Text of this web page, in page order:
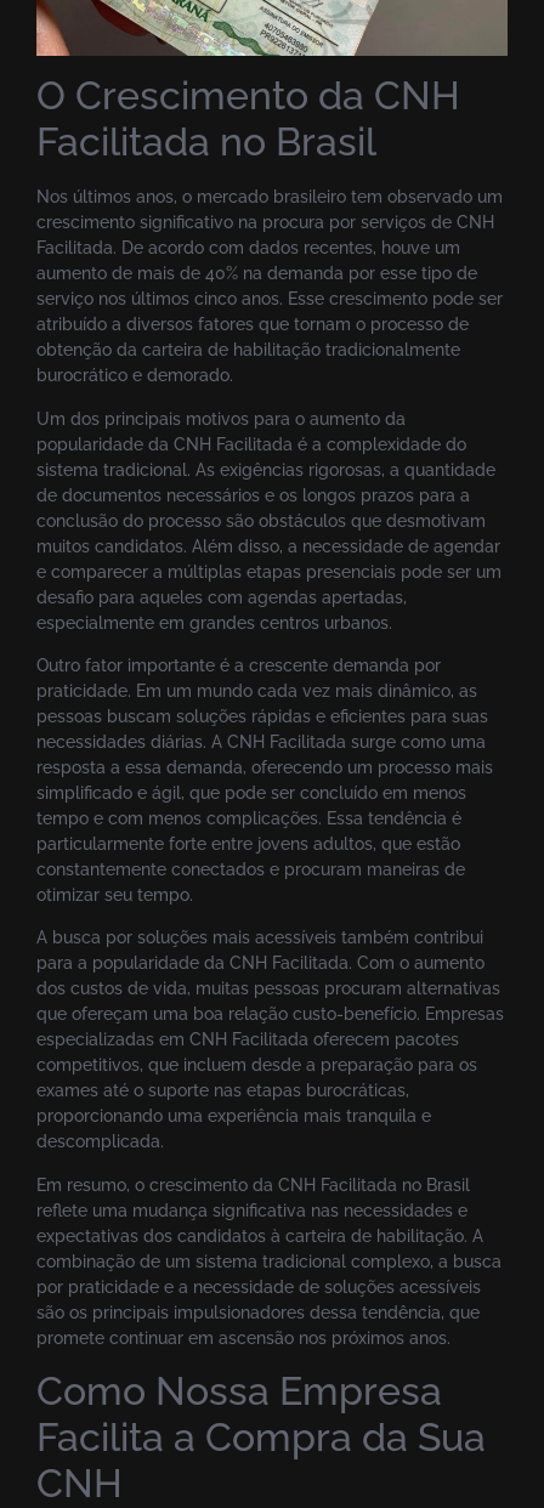
O Crescimento da CNH
Facilitada no Brasil
Nos últimos anos, o mercado brasileiro tem observado um
crescimento significativo na procura por serviços de CNH
Facilitada. De acordo com dados recentes, houve um
aumento de mais de 40% na demanda por esse tipo de
serviço nos últimos cinco anos. Esse crescimento pode ser
atribuído a diversos fatores que tornam o processo de
obtenção da carteira de habilitação tradicionalmente
burocrático e demorado.
Um dos principais motivos para o aumento da
popularidade da CNH Facilitada é a complexidade do
sistema tradicional. As exigências rigorosas, a quantidade
de documentos necessários e os longos prazos para a
conclusão do processo são obstáculos que desmotivam
muitos candidatos. Além disso, a necessidade de agendar
e comparecer a múltiplas etapas presenciais pode ser um
desafio para aqueles com agendas apertadas,
especialmente em grandes centros urbanos.
Outro fator importante é a crescente demanda por
praticidade. Em um mundo cada vez mais dinâmico, as
pessoas buscam soluções rápidas e eficientes para suas
necessidades diárias. A CNH Facilitada surge como uma
resposta a essa demanda, oferecendo um processo mais
simplificado e ágil, que pode ser concluído em menos
tempo e com menos complicações. Essa tendência é
particularmente forte entre jovens adultos, que estão
constantemente conectados e procuram maneiras de
otimizar seu tempo.
A busca por soluções mais acessíveis também contribui
para a popularidade da CNH Facilitada. Com o aumento
dos custos de vida, muitas pessoas procuram alternativas
que ofereçam uma boa relação custo-benefício. Empresas
especializadas em CNH Facilitada oferecem pacotes
competitivos, que incluem desde a preparação para os
exames até o suporte nas etapas burocráticas,
proporcionando uma experiência mais tranquila e
descomplicada.
Em resumo, o crescimento da CNH Facilitada no Brasil
reflete uma mudança significativa nas necessidades e
expectativas dos candidatos à carteira de habilitação. A
combinação de um sistema tradicional complexo, a busca
por praticidade e a necessidade de soluções acessíveis
são os principais impulsionadores dessa tendência, que
promete continuar em ascensão nos próximos anos.
Como Nossa Empresa
Facilita a Compra da Sua
CNH